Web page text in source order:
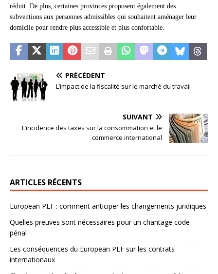
réduit. De plus, certaines provinces proposent également des
subventions aux personnes admissibles qui souhaitent aménager leur
domicile pour rendre plus accessible et plus confortable.
PRÉCÉDENT
L’impact de la fiscalité sur le marché du travail
SUIVANT
L’incidence des taxes sur la consommation et le
commerce international
ARTICLES RÉCENTS
European PLF : comment anticiper les changements juridiques
Quelles preuves sont nécessaires pour un chantage code
pénal
Les conséquences du European PLF sur les contrats
internationaux